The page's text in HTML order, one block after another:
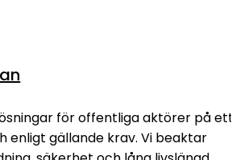
för offentliga aktörer på ett
enligt gällande krav. Vi beaktar
Relaterade inlägg